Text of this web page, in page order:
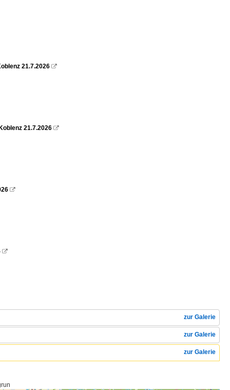
21.7.2026 
21.7.2026 


zur Galerie
zur Galerie
zur Galerie